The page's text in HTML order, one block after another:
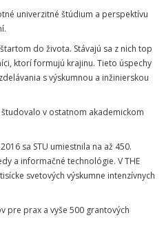
univerzitné štúdium a perspektívu
do života. Stávajú sa z nich top
ktorí formujú krajinu. Tieto úspechy
s výskumnou a inžinierskou
v ostatnom akademickom
sa STU umiestnila na až 450.
a informačné technológie. V THE
svetových výskumne intenzívnych
pre prax a vyše 500 grantových